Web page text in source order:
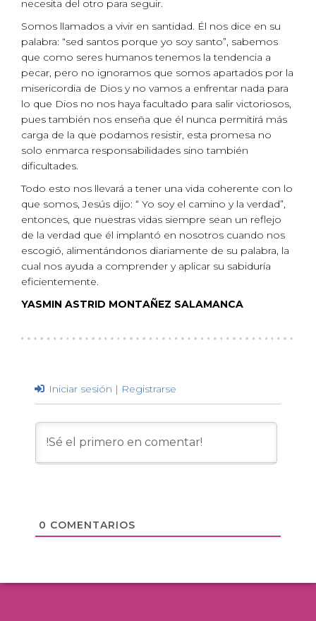
necesita del otro para seguir.
Somos llamados a vivir en santidad. Él nos dice en su
palabra: “sed santos porque yo soy santo”, sabemos
que como seres humanos tenemos la tendencia a
pecar, pero no ignoramos que somos apartados por la
misericordia de Dios y no vamos a enfrentar nada para
lo que Dios no nos haya facultado para salir victoriosos,
pues también nos enseña que él nunca permitirá más
carga de la que podamos resistir, esta promesa no
solo enmarca responsabilidades sino también
dificultades.
Todo esto nos llevará a tener una vida coherente con lo
que somos, Jesús dijo: “ Yo soy el camino y la verdad”,
entonces, que nuestras vidas siempre sean un reflejo
de la verdad que él implantó en nosotros cuando nos
escogió, alimentándonos diariamente de su palabra, la
cual nos ayuda a comprender y aplicar su sabiduría
eficientemente.
YASMIN ASTRID MONTAÑEZ SALAMANCA
Iniciar sesión | Registrarse
0 COMENTARIOS